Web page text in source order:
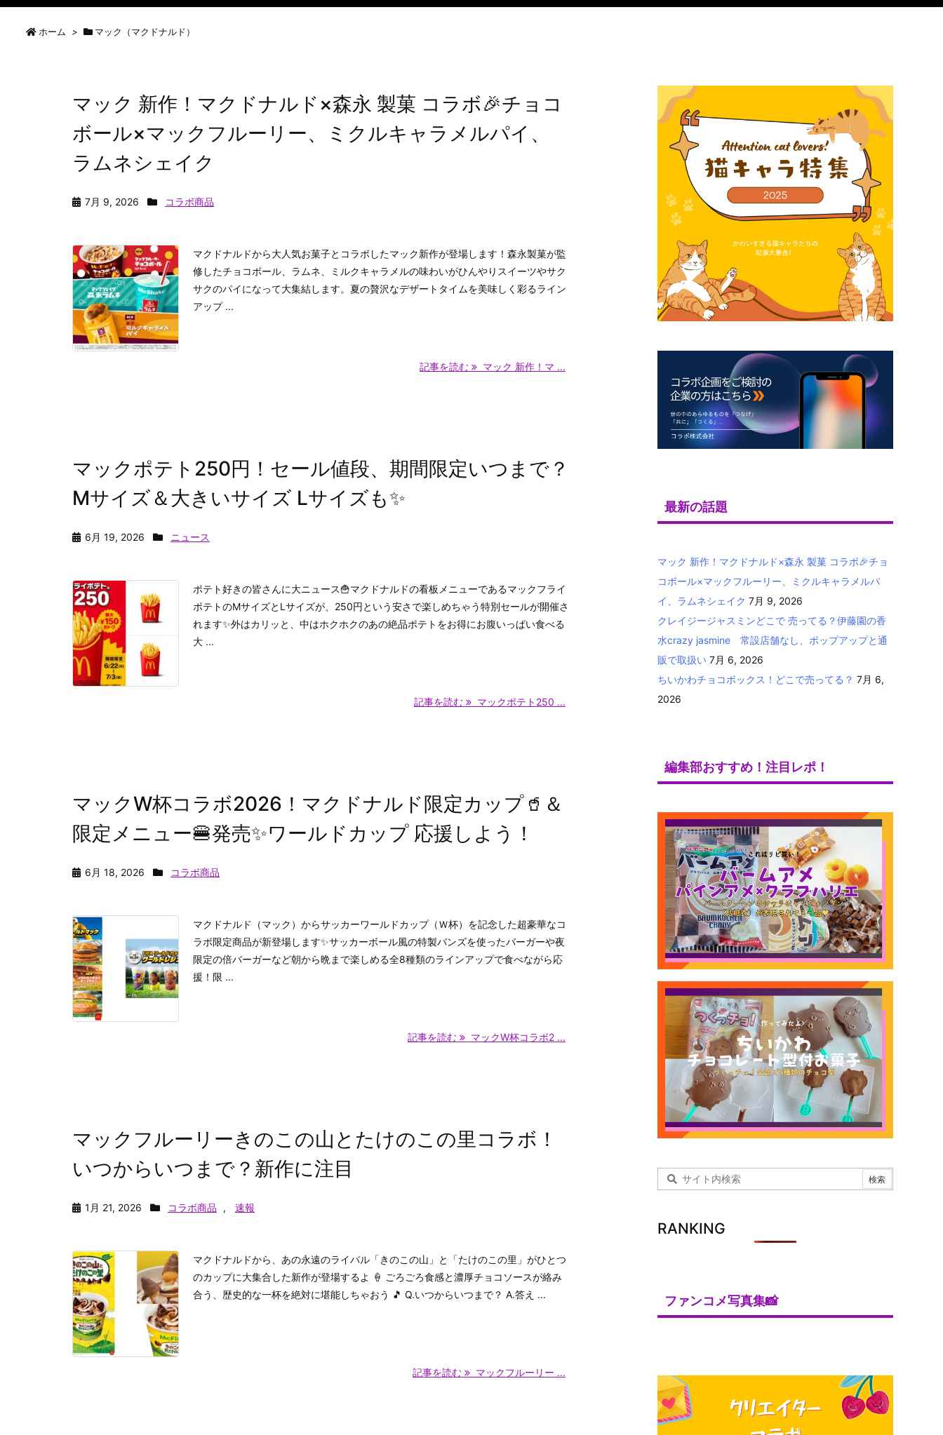
ホーム > マック（マクドナルド）
マック 新作！マクドナルド×森永 製菓 コラボ🎉チョコ
ボール×マックフルーリー、ミクルキャラメルパイ、
ラムネシェイク
7月 9, 2026 コラボ商品
マクドナルドから大人気お菓子とコラボしたマック新作が登場します！森永製菓が監
修したチョコボール、ラムネ、ミルクキャラメルの味わいがひんやりスイーツやサク
サクのパイになって大集結します。夏の贅沢なデザートタイムを美味しく彩るライン
アップ ...
記事を読む マック 新作！マ ...
マックポテト250円！セール値段、期間限定いつまで？
Mサイズ＆大きいサイズ Lサイズも✨
6月 19, 2026 ニュース
ポテト好きの皆さんに大ニュース🍟マクドナルドの看板メニューであるマックフライ
ポテトのMサイズとLサイズが、250円という安さで楽しめちゃう特別セールが開催さ
れます✨外はカリッと、中はホクホクのあの絶品ポテトをお得にお腹いっぱい食べる
大 ...
記事を読む マックポテト250 ...
マックW杯コラボ2026！マクドナルド限定カップ🥤＆
限定メニュー🍔発売✨ワールドカップ 応援しよう！
6月 18, 2026 コラボ商品
マクドナルド（マック）からサッカーワールドカップ（Ｗ杯）を記念した超豪華なコ
ラボ限定商品が新登場します✨サッカーボール風の特製バンズを使ったバーガーや夜
限定の倍バーガーなど朝から晩まで楽しめる全8種類のラインアップで食べながら応
援！限 ...
記事を読む マックW杯コラボ2 ...
マックフルーリーきのこの山とたけのこの里コラボ！
いつからいつまで？新作に注目
1月 21, 2026 コラボ商品 , 速報
マクドナルドから、あの永遠のライバル「きのこの山」と「たけのこの里」がひとつ
のカップに大集合した新作が登場するよ 🍦 ごろごろ食感と濃厚チョコソースが絡み
合う、歴史的な一杯を絶対に堪能しちゃおう 🎵 Q.いつからいつまで？ A.答え ...
記事を読む マックフルーリー ...
最新の話題
マック 新作！マクドナルド×森永 製菓 コラボ🎉チョ
コボール×マックフルーリー、ミクルキャラメルパ
イ、ラムネシェイク 7月 9, 2026
クレイジージャスミンどこで 売ってる？伊藤園の香
水crazy jasmine 常設店舗なし、ポップアップと通
販で取扱い 7月 6, 2026
ちいかわチョコボックス！どこで売ってる？ 7月 6,
2026
編集部おすすめ！注目レポ！
RANKING
ファンコメ写真集📸